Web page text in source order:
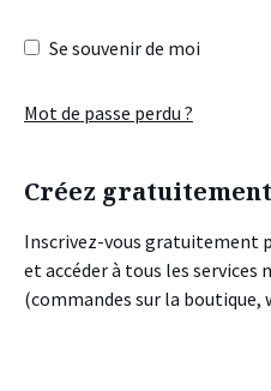
Se souvenir de moi
Mot de passe perdu ?
Créez
Inscrivez-vous gratuitement
et accéder à tous les
(commandes sur la